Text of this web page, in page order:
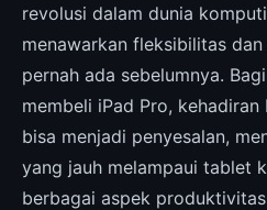
revolusi dalam dunia
menawarkan fleksibilitas
pernah ada sebelumnya.
membeli iPad Pro,
bisa menjadi penyesalan,
yang jauh melampaui tablet
berbagai aspek